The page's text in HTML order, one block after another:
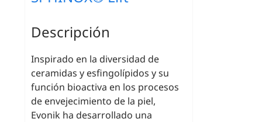
Descripción
Inspirado en la diversidad de
ceramidas y esfingolípidos y su
función bioactiva en los procesos
de envejecimiento de la piel,
Evonik ha desarrollado una